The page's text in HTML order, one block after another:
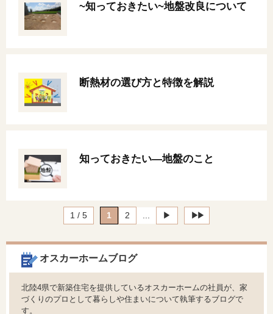
~知っておきたい~地盤改良について
断熱材の選び方と特徴を解説
知っておきたい—地盤のこと
1 / 5 1 2 ... ▶︎ ▶︎▶︎
オスカーホームブログ
北陸4県で新築住宅を提供しているオスカーホームの社員が、家
づくりのプロとして暮らしや住まいについて執筆するブログで
す。